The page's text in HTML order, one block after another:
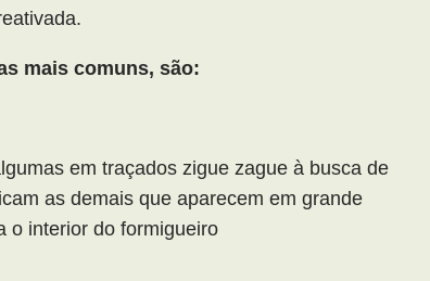
mais comuns, são:
em traçados zigue zague à busca de
as demais que aparecem em grande
o interior do formigueiro